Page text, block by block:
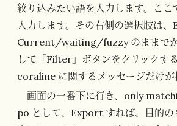
絞り込みたい語を入力します。こ
入力します。その右側の選択肢は、
Current/waiting/fuzzy のままでか
して「Filter」ボタンをクリックす
coraline に関するメッセージだけが
画面の一番下に行き、only
po として、Export すれば、目的の